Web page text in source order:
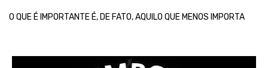
O QUE É IMPORTANTE É, DE FATO, AQUILO QUE MENOS IMPORTA